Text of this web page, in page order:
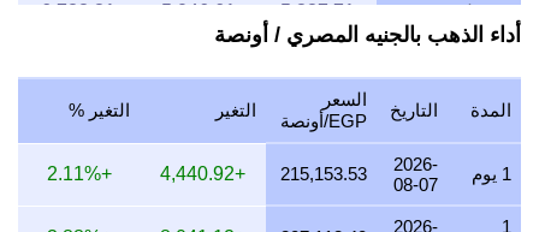
30 يوليو 2026 5,887.71
5,046.61
6,728.81
5,770.65
28 يوليو 2026 5,728.21
27 يوليو 2026 5,823.23
4,991.34
6,655.12
26 يوليو 2026 5,850.14
5,014.40
6,685.87
25 يوليو 2026 5,850.87
5,015.03
6,686.71
أداء الذهب بالجنيه المصري / أونصة
المدة التاريخ
السعر
EGP/أونصة
التغير التغير %
1 يوم
2026-
08-07
215,153.53
+4,440.92
+2.11%
1
2026-